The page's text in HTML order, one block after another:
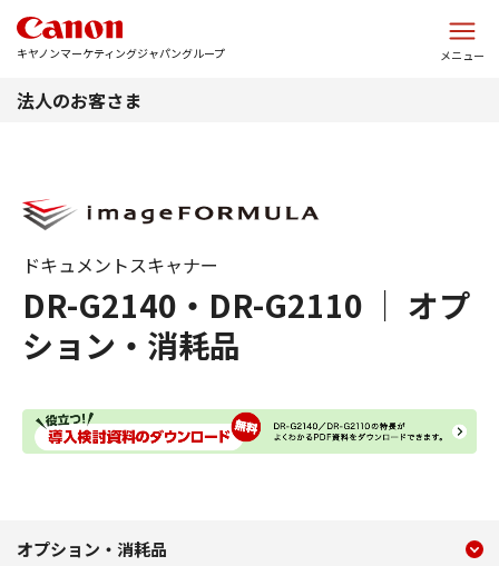
キヤノンマーケティングジャパングループ メニュー
法人のお客さま
DR-G2140・DR-G2110 ｜ オプ
ション・消耗品
ドキュメントスキャナー
オプション・消耗品 DR-
オプション・消耗品